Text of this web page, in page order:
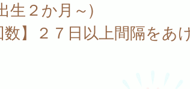
生２か月～)
数】２７日以上間隔をあ